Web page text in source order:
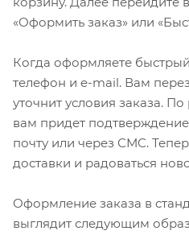
«Оформить заказ» или
Когда оформляете
телефон и e-mail. Вам
уточнит условия заказа.
вам придет
почту или через СМС.
доставки и радоваться
Оформление заказа в
выглядит следующим